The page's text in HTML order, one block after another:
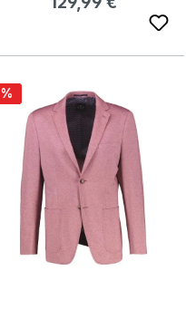
Rabatt
%